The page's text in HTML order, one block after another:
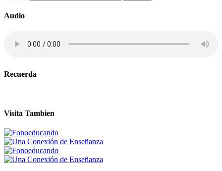
Audio
Recuerda
Visita Tambien